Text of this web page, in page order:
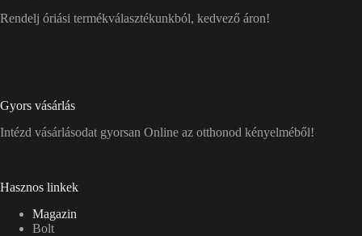
Rendelj óriási termékválasztékunkból, kedvező áron!
Gyors vásárlás
Intézd vásárlásodat gyorsan Online az otthonod kényelméből!
Hasznos linkek
Magazin
Bolt